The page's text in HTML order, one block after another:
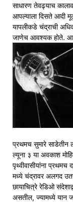
साधारण तेवढ्याच
आपल्याला दिसते आदी
यापलीकडे चंद्राची
जाणेच आवश्यक होते.
प्रथमच सुमारे साडेतीन
ल्यूना ३ या अवकाश
पृथ्वीवासीयांना
मध्ये चंद्रावर अलगद
छायाचित्रे रेडिओ
असतील, ज्यामध्ये यान